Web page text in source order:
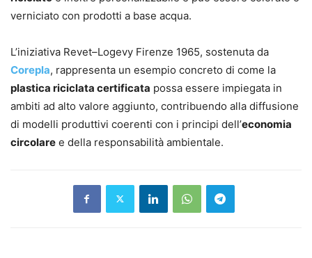
verniciato con prodotti a base acqua.
L’iniziativa Revet–Logevy Firenze 1965, sostenuta da
Corepla, rappresenta un esempio concreto di come la
plastica riciclata certificata possa essere impiegata in
ambiti ad alto valore aggiunto, contribuendo alla diffusione
di modelli produttivi coerenti con i principi dell’economia
circolare e della responsabilità ambientale.